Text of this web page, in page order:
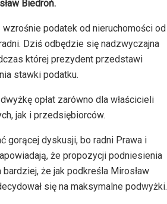
Biedroń.
podatek od nieruchomości od
Dziś odbędzie się nadzwyczajna
której prezydent przedstawi
stawki podatku.
opłat zarówno dla właścicieli
jak i przedsiębiorców.
gorącej dyskusji, bo radni Prawa i
że propozycji podniesienia
że jak podkreśla Mirosław
się na maksymalne podwyżki.